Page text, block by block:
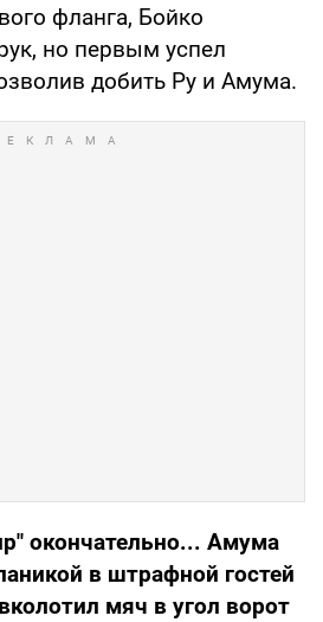
фланга, Бойко
но первым успел
добить Ру и Амума.
окончательно... Амума
в штрафной гостей
мяч в угол ворот